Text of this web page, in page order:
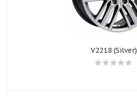
V2218 (Silver)